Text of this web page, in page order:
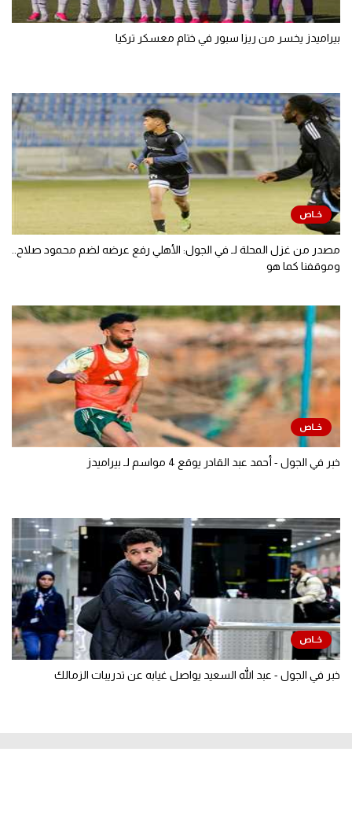
بيراميدز يخسر من ريزا سبور في ختام معسكر تركيا
مصدر من غزل المحلة لـ في الجول: الأهلي رفع عرضه لضم محمود صلاح..
وموقفنا كما هو
خبر في الجول - أحمد عبد القادر يوقع 4 مواسم لـ بيراميدز
خبر في الجول - عبد الله السعيد يواصل غيابه عن تدريبات الزمالك